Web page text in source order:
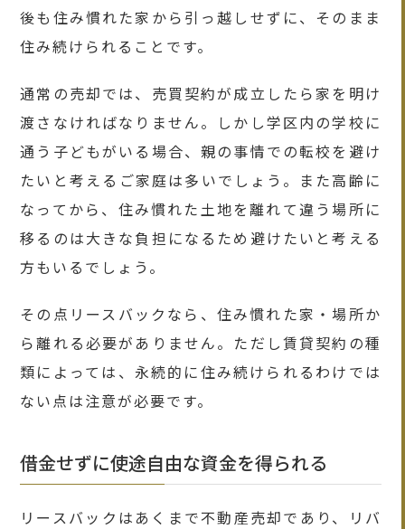
後も住み慣れた家から引っ越しせずに、そのまま
住み続けられることです。
通常の売却では、売買契約が成立したら家を明け
渡さなければなりません。しかし学区内の学校に
通う子どもがいる場合、親の事情での転校を避け
たいと考えるご家庭は多いでしょう。また高齢に
なってから、住み慣れた土地を離れて違う場所に
移るのは大きな負担になるため避けたいと考える
方もいるでしょう。
その点リースバックなら、住み慣れた家・場所か
ら離れる必要がありません。ただし賃貸契約の種
類によっては、永続的に住み続けられるわけでは
ない点は注意が必要です。
借金せずに使途自由な資金を得られる
リースバックはあくまで不動産売却であり、リバ